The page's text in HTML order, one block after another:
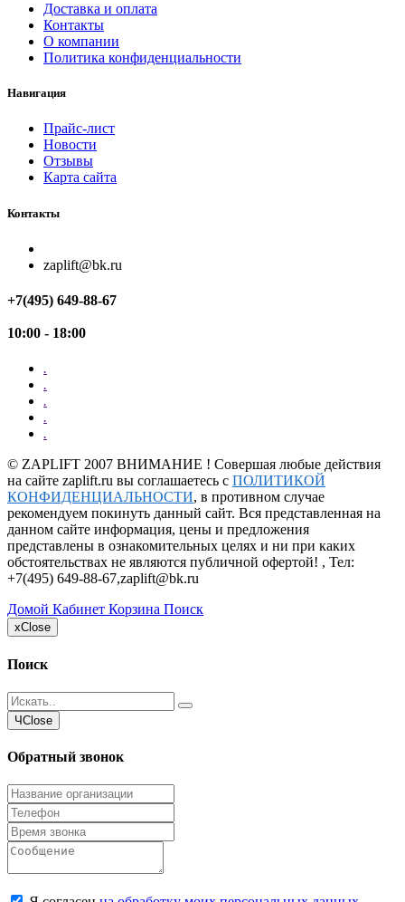
Доставка и оплата
Контакты
О компании
Политика конфиденциальности
Навигация
Прайс-лист
Новости
Отзывы
Карта сайта
Контакты
zaplift@bk.ru
+7(495) 649-88-67
10:00 - 18:00
.
.
.
.
.
© ZAPLIFT 2007 ВНИМАНИЕ ! Совершая любые действия
на сайте zaplift.ru вы соглашаетесь с ПОЛИТИКОЙ
КОНФИДЕНЦИАЛЬНОСТИ, в противном случае
рекомендуем покинуть данный сайт. Вся представленная на
данном сайте информация, цены и предложения
представлены в ознакомительных целях и ни при каких
обстоятельствах не являются публичной офертой! , Тел:
+7(495) 649-88-67,zaplift@bk.ru
Домой Кабинет Корзина Поиск
xClose
Поиск
ЧClose
Обратный звонок